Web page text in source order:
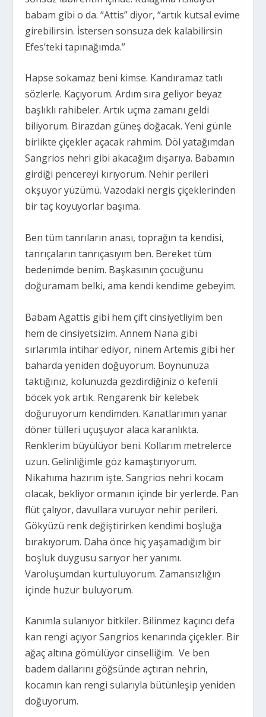
babam gibi o da. “Attis” diyor, “artık kutsal evime
girebilirsin. İstersen sonsuza dek kalabilirsin
Efes’teki tapınağımda.”
Hapse sokamaz beni kimse. Kandıramaz tatlı
sözlerle. Kaçıyorum. Ardım sıra geliyor beyaz
başlıklı rahibeler. Artık uçma zamanı geldi
biliyorum. Birazdan güneş doğacak. Yeni günle
birlikte çiçekler açacak rahmim. Döl yatağımdan
Sangrios nehri gibi akacağım dışarıya. Babamın
girdiği pencereyi kırıyorum. Nehir perileri
okşuyor yüzümü. Vazodaki nergis çiçeklerinden
bir taç koyuyorlar başıma.
Ben tüm tanrıların anası, toprağın ta kendisi,
tanrıçaların tanrıçasıyım ben. Bereket tüm
bedenimde benim. Başkasının çocuğunu
doğuramam belki, ama kendi kendime gebeyim.
Babam Agattis gibi hem çift cinsiyetliyim ben
hem de cinsiyetsizim. Annem Nana gibi
sırlarımla intihar ediyor, ninem Artemis gibi her
baharda yeniden doğuyorum. Boynunuza
taktığınız, kolunuzda gezdirdiğiniz o kefenli
böcek yok artık. Rengarenk bir kelebek
doğuruyorum kendimden. Kanatlarımın yanar
döner tülleri uçuşuyor alaca karanlıkta.
Renklerim büyülüyor beni. Kollarım metrelerce
uzun. Gelinliğimle göz kamaştırıyorum.
Nikahıma hazırım işte. Sangrios nehri kocam
olacak, bekliyor ormanın içinde bir yerlerde. Pan
flüt çalıyor, davullara vuruyor nehir perileri.
Gökyüzü renk değiştirirken kendimi boşluğa
bırakıyorum. Daha önce hiç yaşamadığım bir
boşluk duygusu sarıyor her yanımı.
Varoluşumdan kurtuluyorum. Zamansızlığın
içinde huzur buluyorum.
Kanımla sulanıyor bitkiler. Bilinmez kaçıncı defa
kan rengi açıyor Sangrios kenarında çiçekler. Bir
ağaç altına gömülüyor cinselliğim. Ve ben
badem dallarını göğsünde açtıran nehrin,
kocamın kan rengi sularıyla bütünleşip yeniden
doğuyorum.